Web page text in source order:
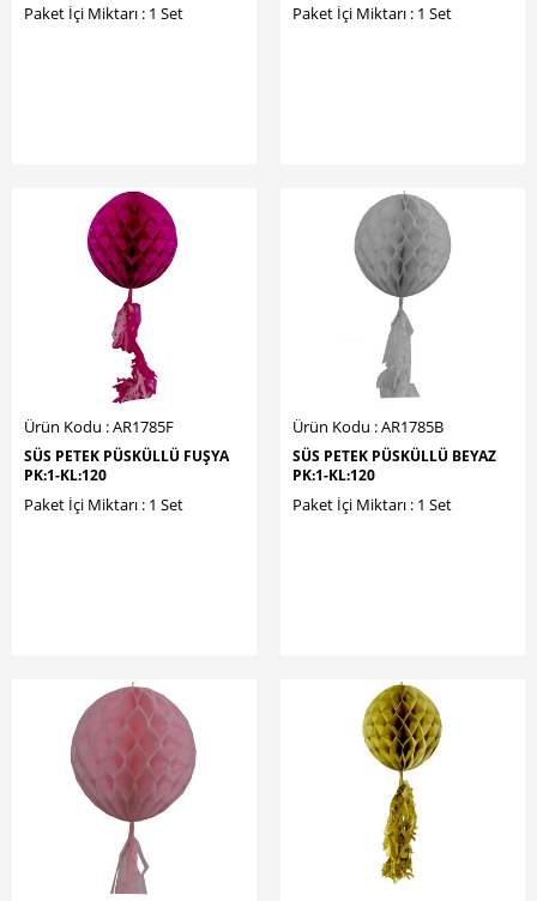
Paket İçi Miktarı : 1 Set Paket İçi Miktarı : 1 Set
Ürün Kodu : AR1785F
SÜS PETEK PÜSKÜLLÜ FUŞYA
PK:1-KL:120
Paket İçi Miktarı : 1 Set
Ürün Kodu : AR1785B
SÜS PETEK PÜSKÜLLÜ BEYAZ
PK:1-KL:120
Paket İçi Miktarı : 1 Set